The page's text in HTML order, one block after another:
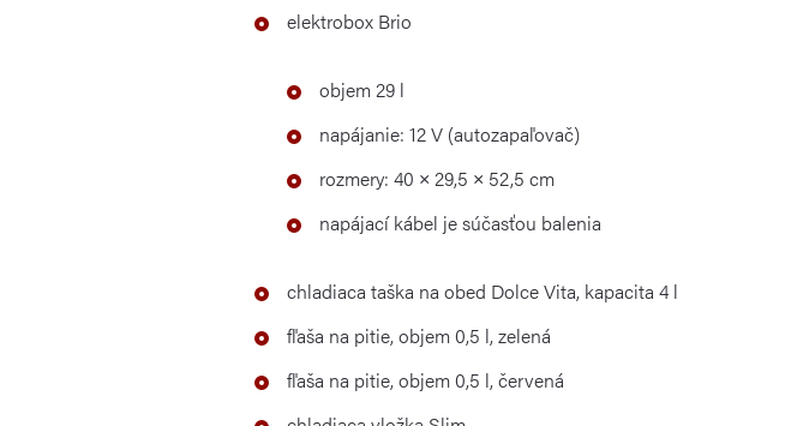
elektrobox Brio
objem 29 l
napájanie: 12 V (autozapaľovač)
rozmery: 40 × 29,5 × 52,5 cm
napájací kábel je súčasťou balenia
chladiaca taška na obed Dolce Vita, kapacita 4 l
fľaša na pitie, objem 0,5 l, zelená
fľaša na pitie, objem 0,5 l, červená